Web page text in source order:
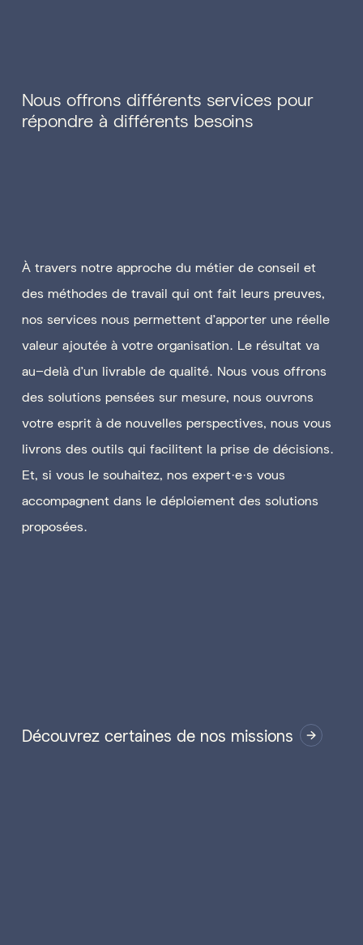
Nous offrons différents services pour
répondre à différents besoins
À travers notre approche du métier de conseil et
des méthodes de travail qui ont fait leurs preuves,
nos services nous permettent d'apporter une réelle
valeur ajoutée à votre organisation. Le résultat va
au-delà d’un livrable de qualité. Nous vous offrons
des solutions pensées sur mesure, nous ouvrons
votre esprit à de nouvelles perspectives, nous vous
livrons des outils qui facilitent la prise de décisions.
Et, si vous le souhaitez, nos expert·e·s vous
accompagnent dans le déploiement des solutions
proposées.
Découvrez certaines de nos missions